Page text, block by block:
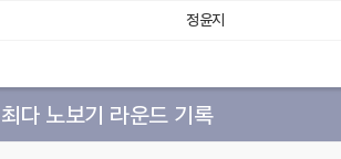
정윤지
최다 노보기 라운드 기록